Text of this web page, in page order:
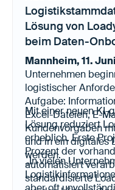
Lösung von
beim Daten-
Mannheim, 11.
Unternehmen
logistischer
Aufgabe:
Excel-Dateien, E-
Kundenvorgaben
und in ein digitales
werden.
Mit einer neuen KI-
Lösung reduziert
erheblich. Erste
Prozent der
automatisiert
standardisierte
„In vielen